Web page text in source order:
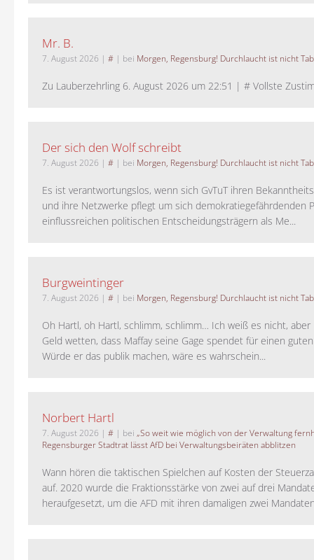
Mr. B.
7. August 2026 | # | bei Morgen, Regensburg! Durchlaucht ist nicht
Zu Lauberzehrling 6. August 2026 um 22:51 | # Vollste
Der sich den Wolf schreibt
7. August 2026 | # | bei Morgen, Regensburg! Durchlaucht ist nicht
Es ist verantwortungslos, wenn sich GvTuT ihren
und ihre Netzwerke pflegt um sich demokratiegefährdenden
einflussreichen politischen Entscheidungsträgern als Me...
Burgweintinger
7. August 2026 | # | bei Morgen, Regensburg! Durchlaucht ist nicht
Oh Hartl, oh Hartl, schlimm, schlimm… Ich weiß es nicht, aber
Geld wetten, dass Maffay seine Gage spendet für einen
Würde er das publik machen, wäre es wahrschein...
Norbert Hartl
7. August 2026 | # | bei „So weit wie möglich von der Verwaltung
Regensburger Stadtrat lässt AfD bei Verwaltungsbeiräten abblitzen
Wann hören die taktischen Spielchen auf Kosten der
auf. 2020 wurde die Fraktionsstärke von zwei auf drei
heraufgesetzt, um die AFD mit ihren damaligen zwei